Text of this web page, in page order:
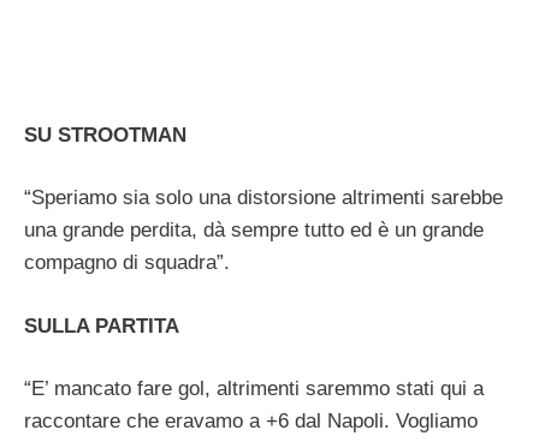
SU STROOTMAN
“Speriamo sia solo una distorsione altrimenti sarebbe
una grande perdita, dà sempre tutto ed è un grande
compagno di squadra”.
SULLA PARTITA
“E’ mancato fare gol, altrimenti saremmo stati qui a
raccontare che eravamo a +6 dal Napoli. Vogliamo